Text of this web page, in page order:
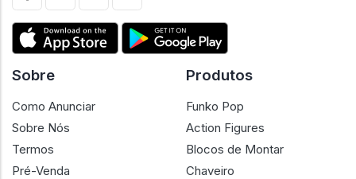
Sobre
Como Anunciar
Sobre Nós
Termos
Pré-Venda
Produtos
Funko Pop
Action Figures
Blocos de Montar
Chaveiro